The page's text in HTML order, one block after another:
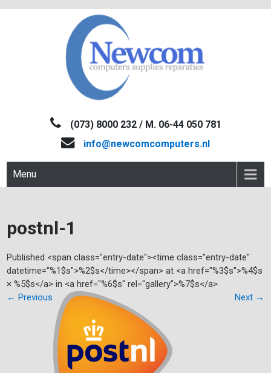
NEWCOM(073) 8000 232 / M. 06-44 050 781
info@newcomcomputers.nl
Menu
postnl-1
Published <span class="entry-date"><time class="entry-date"
datetime="%1$s">%2$s</time></span> at <a href="%3$s">%4$s
× %5$s</a> in <a href="%6$s" rel="gallery">%7$s</a>
← Previous Next →